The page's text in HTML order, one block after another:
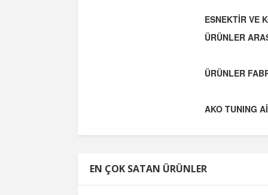
ESNEKTİR VE
ÜRÜNLER
ÜRÜNLER
AKO TUNING
EN ÇOK SATAN ÜRÜNLER